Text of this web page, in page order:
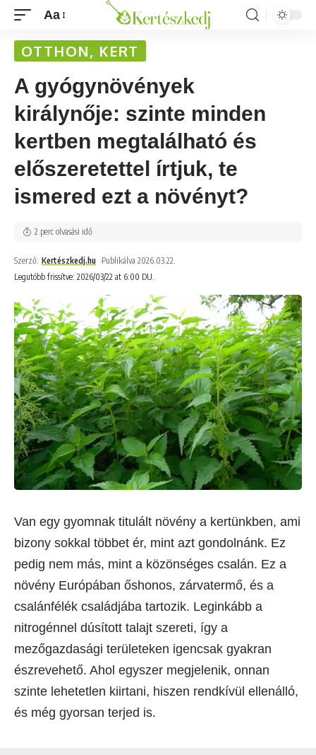
Aa
OTTHON, KERT
A gyógynövények
királynője: szinte minden
kertben megtalálható és
előszeretettel írtjuk, te
ismered ezt a növényt?
Legutóbb frissítve: 2026/03/22 at 6:00 DU.
Szerző: Kertészkedj.hu Publikálva 2026.03.22.
2 perc olvasási idő
Van egy gyomnak titulált növény a kertünkben, ami
bizony sokkal többet ér, mint azt gondolnánk. Ez
pedig nem más, mint a közönséges csalán. Ez a
növény Európában őshonos, zárvatermő, és a
csalánfélék családjába tartozik. Leginkább a
nitrogénnel dúsított talajt szereti, így a
mezőgazdasági területeken igencsak gyakran
észrevehető. Ahol egyszer megjelenik, onnan
szinte lehetetlen kiirtani, hiszen rendkívül ellenálló,
és még gyorsan terjed is.